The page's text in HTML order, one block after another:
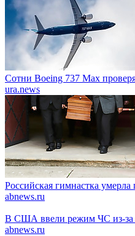
Сотни Boeing 737 Max
ura.news
Российская гимнастка
abnews.ru
В США ввели режим ЧС из-за
abnews.ru